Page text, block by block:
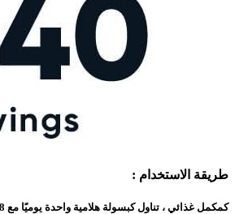
طريقة الاستخدام :
كمكمل غذائي ، تناول كبسولة هلامية واحدة يوميًا مع 8-12 أونصة من الماء أو حسب توجيهات أخصائي الرعاية الصحية الخاص بك.